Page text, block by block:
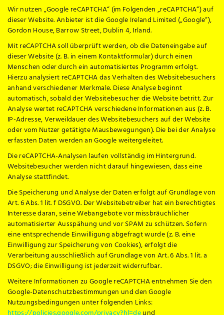
Wir nutzen „Google reCAPTCHA“ (im Folgenden „reCAPTCHA“) auf
dieser Website. Anbieter ist die Google Ireland Limited („Google“),
Gordon House, Barrow Street, Dublin 4, Irland.
Mit reCAPTCHA soll überprüft werden, ob die Dateneingabe auf
dieser Website (z. B. in einem Kontaktformular) durch einen
Menschen oder durch ein automatisiertes Programm erfolgt.
Hierzu analysiert reCAPTCHA das Verhalten des Websitebesuchers
anhand verschiedener Merkmale. Diese Analyse beginnt
automatisch, sobald der Websitebesucher die Website betritt. Zur
Analyse wertet reCAPTCHA verschiedene Informationen aus (z. B.
IP-Adresse, Verweildauer des Websitebesuchers auf der Website
oder vom Nutzer getätigte Mausbewegungen). Die bei der Analyse
erfassten Daten werden an Google weitergeleitet.
Die reCAPTCHA-Analysen laufen vollständig im Hintergrund.
Websitebesucher werden nicht darauf hingewiesen, dass eine
Analyse stattfindet.
Die Speicherung und Analyse der Daten erfolgt auf Grundlage von
Art. 6 Abs. 1 lit. f DSGVO. Der Websitebetreiber hat ein berechtigtes
Interesse daran, seine Webangebote vor missbräuchlicher
automatisierter Ausspähung und vor SPAM zu schützen. Sofern
eine entsprechende Einwilligung abgefragt wurde (z. B. eine
Einwilligung zur Speicherung von Cookies), erfolgt die
Verarbeitung ausschließlich auf Grundlage von Art. 6 Abs. 1 lit. a
DSGVO; die Einwilligung ist jederzeit widerrufbar.
Weitere Informationen zu Google reCAPTCHA entnehmen Sie den
Google-Datenschutzbestimmungen und den Google
Nutzungsbedingungen unter folgenden Links: